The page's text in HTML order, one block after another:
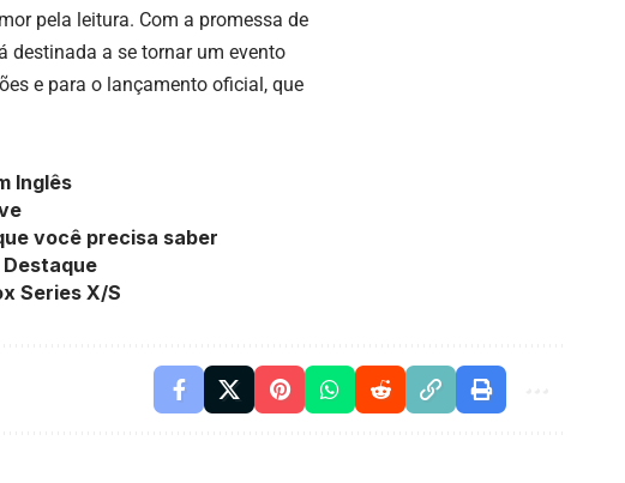
pela leitura. Com a promessa de
destinada a se tornar um evento
e para o lançamento oficial, que
Inglês
você precisa saber
Destaque
Series X/S